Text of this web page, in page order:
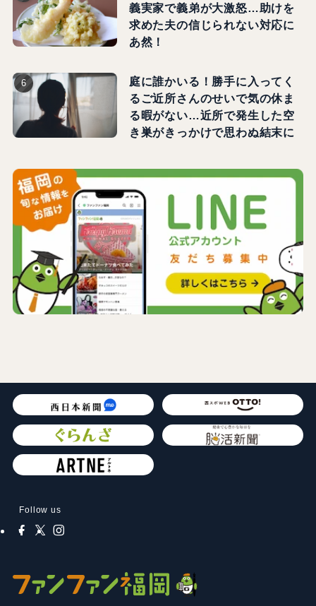
義実家で義弟が大激怒…助けを
求めた夫の信じられない対応に
あ然！
庭に誰かいる！勝手に入ってく
るご近所さんのせいで気の休ま
る暇がない…近所で発生した空
き巣がきっかけで思わぬ結末に
Follow us